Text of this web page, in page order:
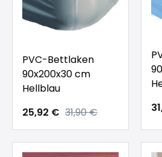
PVC-Bettlaken
90x200x30 cm
Hellblau
25,92 € 31,90 €